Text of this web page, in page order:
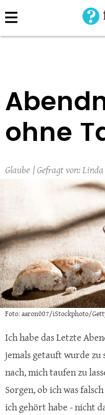
Direkt
zum
ohne
Glaube Linda
Foto: aaron007/iStockphoto/
Ich habe das Letzte
jemals getauft wurde zu
nach, mich taufen zu
Sorgen, ob ich was
ich gehört habe - nicht